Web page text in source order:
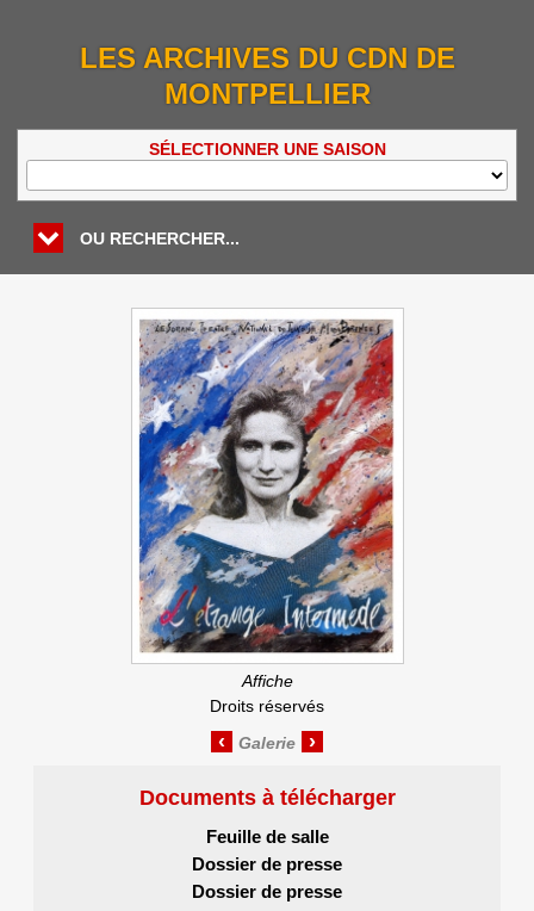
LES ARCHIVES DU CDN DE
MONTPELLIER
SÉLECTIONNER UNE SAISON
OU RECHERCHER...
Affiche
Droits réservés
‹ ›
Documents à télécharger
Feuille de salle
Dossier de presse
Dossier de presse